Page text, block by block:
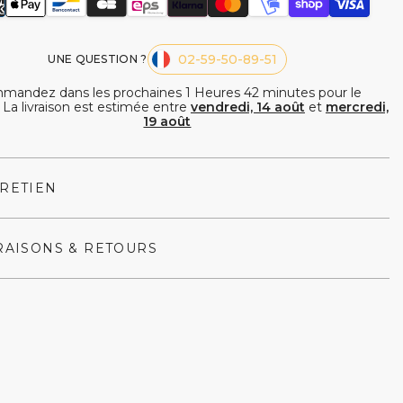
Smoothie
UNE QUESTION ? 02-59-50-89-51
dans les prochaines 1 Heures 42minutespour le
La livraison est estimée entre vendredi, 14 août et mercredi,
19 août
& RETOURS